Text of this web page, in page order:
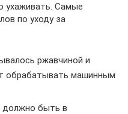
ухаживать. Самые
по уходу за
ржавчиной и
обрабатывать машинным
должно быть в